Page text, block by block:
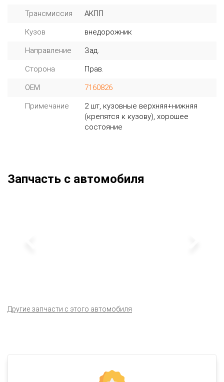
Трансмиссия АКПП
Кузов внедорожник
Направление Зад.
Сторона Прав.
OEM 7160826
Примечание
2 шт, кузовные верхняя+нижняя
(крепятся к кузову), хорошее
состояние
Запчасть с автомобиля
Другие запчасти с этого автомобиля